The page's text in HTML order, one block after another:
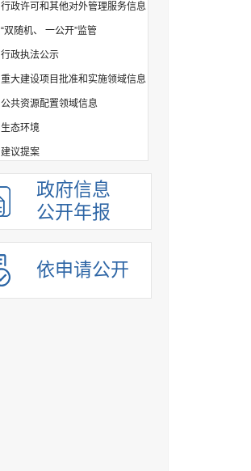
行政许可和其他对外管理服务信息
“双随机、 一公开”监管
行政执法公示
重大建设项目批准和实施领域信息
公共资源配置领域信息
生态环境
建议提案
组织管理
应急管理
重点领域
法制政府建设工作年报
政府信息
公开年报
依申请公开